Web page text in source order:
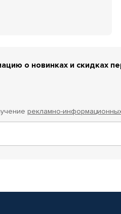
о новинках и скидках
рекламно-